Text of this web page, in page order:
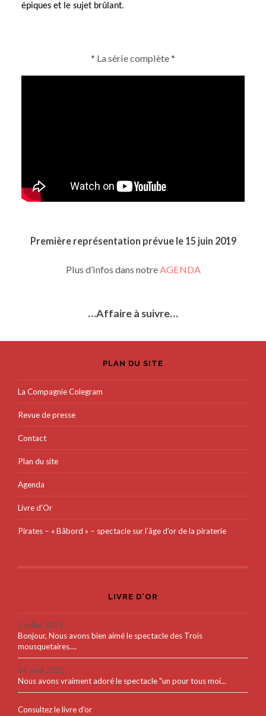
épiques et le sujet brûlant.
* La série complète *
Première représentation prévue le 15 juin 2019
Plus d’infos dans notreAGENDA
…Affaire à suivre…
PLAN DU SITE
La Compagnie Colegram
Revue de presse
Contact
Plan du site
Agenda
Livre d’Or
Pirates – « Bâbord » – spectacle sur l’âge d’or de la piraterie
LIVRE D'OR
3 juillet 2025
Bonjour, Nous avons bien aimé le spectacle des Trois
mousquetaires....
14 avril 2025
Nous avons vraiment adoré le spectacle "un pour tous moi...
Consultez le livre d'or